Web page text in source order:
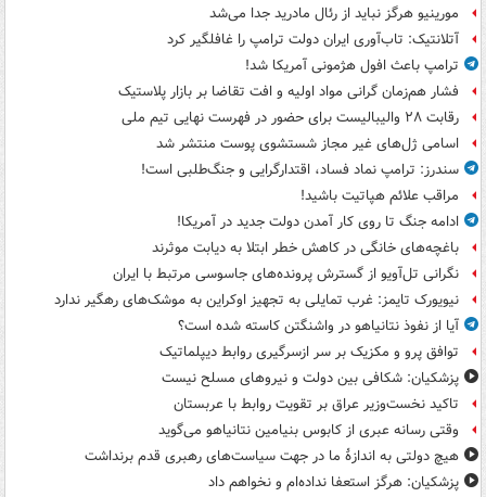
مورینیو هرگز نباید از رئال مادرید جدا می‌شد
آتلانتیک: تاب‌آوری ایران دولت ترامپ را غافلگیر کرد
ترامپ باعث افول هژمونی آمریکا شد!
فشار هم‌زمان گرانی مواد اولیه و افت تقاضا بر بازار پلاستیک
رقابت ۲۸ والیبالیست برای حضور در فهرست نهایی تیم ملی
اسامی ژل‌های غیر مجاز شستشوی پوست منتشر شد
سندرز: ترامپ نماد فساد، اقتدارگرایی و جنگ‌طلبی است!
مراقب علائم هپاتیت باشید!
ادامه جنگ تا روی کار آمدن دولت جدید در آمریکا!
باغچه‌های خانگی در کاهش خطر ابتلا به دیابت موثرند
نگرانی تل‌آویو از گسترش پرونده‌های جاسوسی مرتبط با ایران
نیویورک تایمز: غرب تمایلی به تجهیز اوکراین به موشک‌های رهگیر ندارد
آیا از نفوذ نتانیاهو در واشنگتن کاسته شده است؟
توافق پرو و مکزیک بر سر ازسرگیری روابط دیپلماتیک
پزشکیان: شکافی بین دولت و نیروهای مسلح نیست
تاکید نخست‌وزیر عراق بر تقویت روابط با عربستان
وقتی رسانه عبری از کابوس بنیامین نتانیاهو می‌گوید
هیچ دولتی به اندازۀ ما در جهت سیاست‌های رهبری قدم برنداشت
پزشکیان: هرگز استعفا نداده‌ام و نخواهم داد